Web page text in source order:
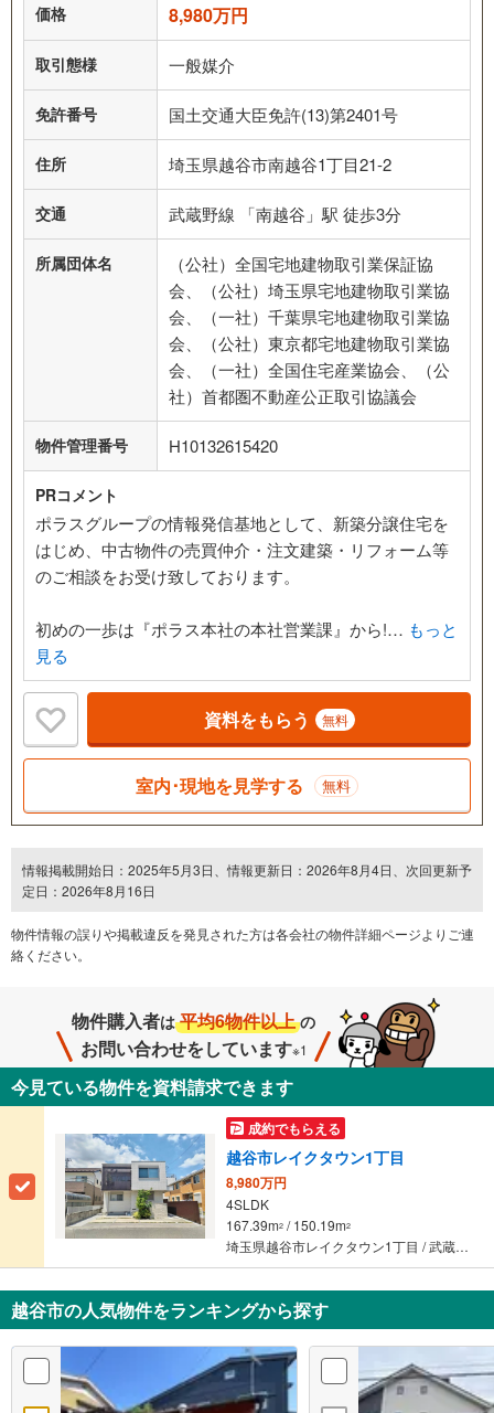
価格 8,980万円
取引態様 一般媒介
免許番号 国土交通大臣免許(13)第2401号
住所 埼玉県越谷市南越谷1丁目21-2
交通 武蔵野線 「南越谷」駅 徒歩3分
所属団体名
（公社）全国宅地建物取引業保証協
会、（公社）埼玉県宅地建物取引業協
会、（一社）千葉県宅地建物取引業協
会、（公社）東京都宅地建物取引業協
会、（一社）全国住宅産業協会、（公
社）首都圏不動産公正取引協議会
物件管理番号 H10132615420
PRコメント
ポラスグループの情報発信基地として、新築分譲住宅を
はじめ、中古物件の売買仲介・注文建築・リフォーム等
のご相談をお受け致しております。
初めの一歩は『ポラス本社の本社営業課』から!… もっと
見る
資料をもらう 無料
室内･現地を見学する 無料
情報掲載開始日：2025年5月3日、情報更新日：2026年8月4日、次回更新予
定日：2026年8月16日
物件情報の誤りや掲載違反を発⾒された方は各会社の物件詳細ページよりご連
絡ください。
物件購入者は 平均6物件以上 の
お問い合わせをしています※1
今見ている物件を資料請求できます
成約でもらえる
越谷市レイクタウン1丁目
8,980万円
4SLDK
167.39m2 / 150.19m2
埼玉県越谷市レイクタウン1丁目 / 武蔵野線 「越谷レイクタウン」駅 徒歩13分
越谷市の人気物件をランキングから探す